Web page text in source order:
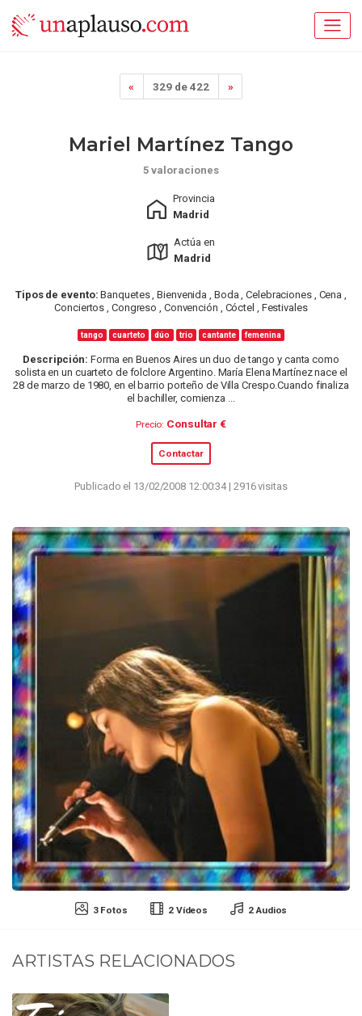
« 329 de 422 »
3 Fotos 2 Vídeos 2 Audios
Mariel Martínez Tango
5 valoraciones
Provincia
Madrid
Actúa en
Madrid
Tipos de evento: Banquetes , Bienvenida , Boda , Celebraciones , Cena ,
Conciertos , Congreso , Convención , Cóctel , Festivales
tango cuarteto dúo trio cantante femenina
Descripción: Forma en Buenos Aires un duo de tango y canta como
solista en un cuarteto de folclore Argentino. María Elena Martínez nace el
28 de marzo de 1980, en el barrio porteño de Villa Crespo.Cuando finaliza
el bachiller, comienza ...
Precio: Consultar €
Contactar
Publicado el 13/02/2008 12:00:34 | 2916 visitas
ARTISTAS RELACIONADOS